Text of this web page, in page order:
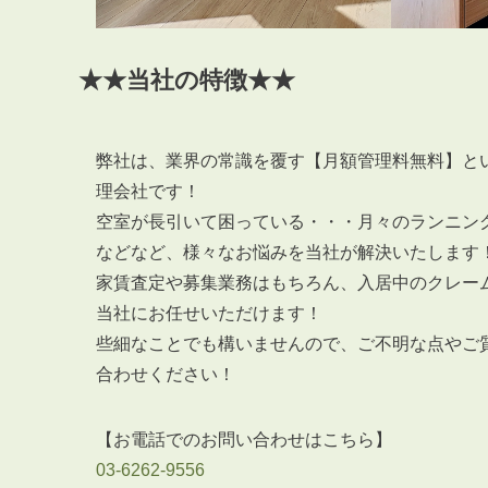
★★当社の特徴★★
弊社は、業界の常識を覆す【月額管理料無料】
理会社です！
空室が長引いて困っている・・・月々のランニ
などなど、様々なお悩みを当社が解決いたします
家賃査定や募集業務はもちろん、入居中のクレ
当社にお任せいただけます！
些細なことでも構いませんので、ご不明な点や
合わせください！
【お電話でのお問い合わせはこちら】
03-6262-9556